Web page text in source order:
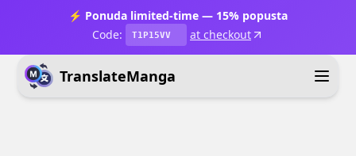
⚡ Ponuda limited-time — 15% popusta
Code:
T1P15VV at checkout
TranslateManga